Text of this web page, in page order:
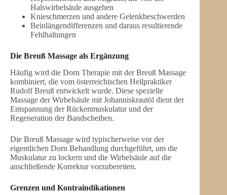
Halswirbelsäule ausgehen
Knieschmerzen und andere Gelenkbeschwerden
Beinlängendifferenzen und daraus resultierende
Fehlhaltungen
Die Breuß Massage als Ergänzung
Häufig wird die Dorn Therapie mit der Breuß Massage
kombiniert, die vom österreichischen Heilpraktiker
Rudolf Breuß entwickelt wurde. Diese spezielle
Massage der Wirbelsäule mit Johanniskrautöl dient der
Entspannung der Rückenmuskulatur und der
Regeneration der Bandscheiben.
Die Breuß Massage wird typischerweise vor der
eigentlichen Dorn Behandlung durchgeführt, um die
Muskulatur zu lockern und die Wirbelsäule auf die
anschließende Korrektur vorzubereiten.
Grenzen und Kontraindikationen